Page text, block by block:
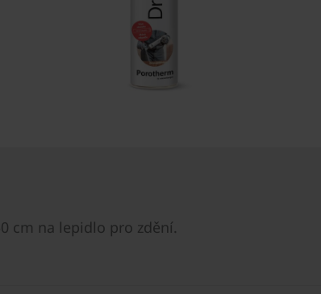
cm na lepidlo pro zdění.